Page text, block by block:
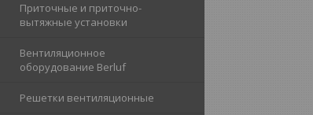
Приточные и приточно-
вытяжные установки
Вентиляционное
оборудование Berluf
Решетки вентиляционные